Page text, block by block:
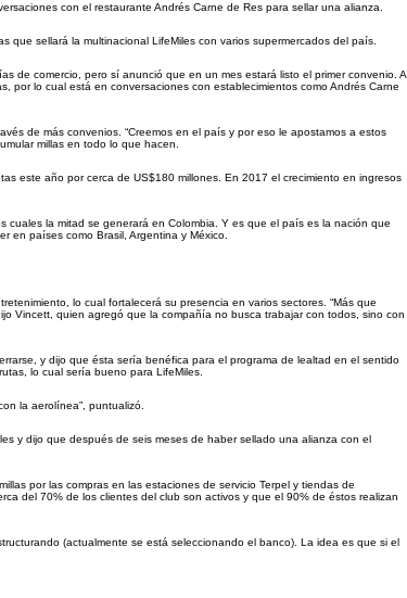
con el restaurante Andrés Carne de Res para sellar una alianza.
que sellará la multinacional LifeMiles con varios supermercados del país.
de comercio, pero sí anunció que en un mes estará listo el primer convenio. A
por lo cual está en conversaciones con establecimientos como Andrés Carne
de más convenios. “Creemos en el país y por eso le apostamos a estos
millas en todo lo que hacen.
este año por cerca de US$180 millones. En 2017 el crecimiento en ingresos
la mitad se generará en Colombia. Y es que el país es la nación que
en países como Brasil, Argentina y México.
lo cual fortalecerá su presencia en varios sectores. “Más que
Vincett, quien agregó que la compañía no busca trabajar con todos, sino con
y dijo que ésta sería benéfica para el programa de lealtad en el sentido
lo cual sería bueno para LifeMiles.
la aerolínea”, puntualizó.
y dijo que después de seis meses de haber sellado una alianza con el
por las compras en las estaciones de servicio Terpel y tiendas de
del 70% de los clientes del club son activos y que el 90% de éstos realizan
(actualmente se está seleccionando el banco). La idea es que si el